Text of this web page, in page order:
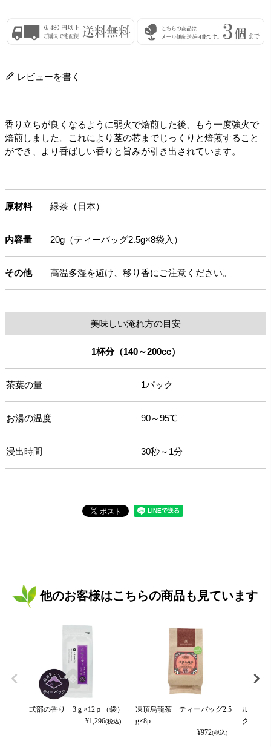
レビューを書く
香り立ちが良くなるように弱火で焙煎した後、もう一度強火で
焙煎しました。これにより茎の芯までじっくりと焙煎すること
ができ、より香ばしい香りと旨みが引き出されています。
原材料 緑茶（日本）
内容量 20g（ティーバッグ2.5g×8袋入）
その他 高温多湿を避け、移り香にご注意ください。
美味しい淹れ方の目安
1杯分（140～200cc）
茶葉の量 1パック
お湯の温度 90～95℃
浸出時間 30秒～1分
他のお客様はこちらの商品も見ています
式部の香り 3ｇ×12ｐ（袋）
¥1,296(税込)
凍頂烏龍茶 ティーバッグ2.5
g×8p
¥972(税込)
ルイボ
グ